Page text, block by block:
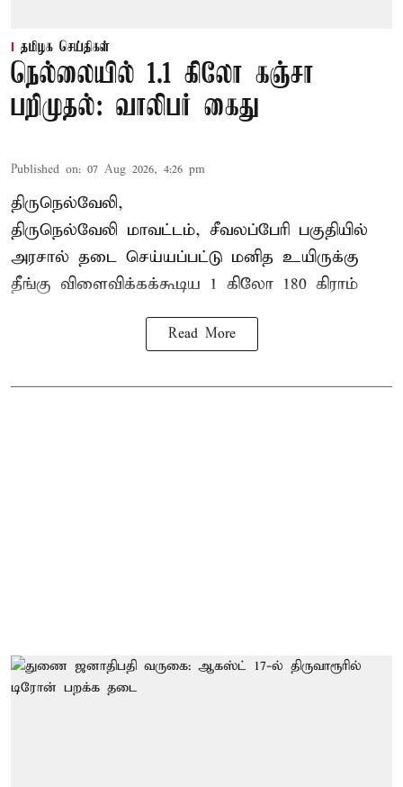
தமிழக செய்திகள்
நெல்லையில் 1.1 கிலோ கஞ்சா
பறிமுதல்: வாலிபர் கைது
Published on: 07 Aug 2026, 4:26 pm
திருநெல்வேலி,
திருநெல்வேலி மாவட்டம், சீவலப்பேரி பகுதியில்
அரசால் தடை செய்யப்பட்டு மனித உயிருக்கு
தீங்கு விளைவிக்கக்கூடிய 1 கிலோ 180 கிராம்
Read More